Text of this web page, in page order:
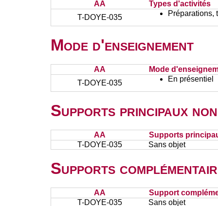
AA
Types d'activités
T-DOYE-035
Préparations,
Mode d'enseignement
AA
Mode
T-DOYE-035
En présentiel
Supports principaux
AA
Supports
T-DOYE-035
Sans objet
Supports
AA
Support
T-DOYE-035
Sans objet